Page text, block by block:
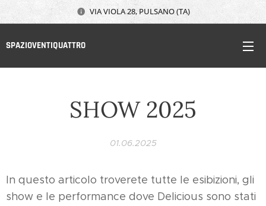
VIA VIOLA 28, PULSANO (TA)
SPAZIOVENTIQUATTRO
SHOW 2025
01.06.2025
In questo articolo troverete tutte le esibizioni, gli
show e le performance dove Delicious sono stati